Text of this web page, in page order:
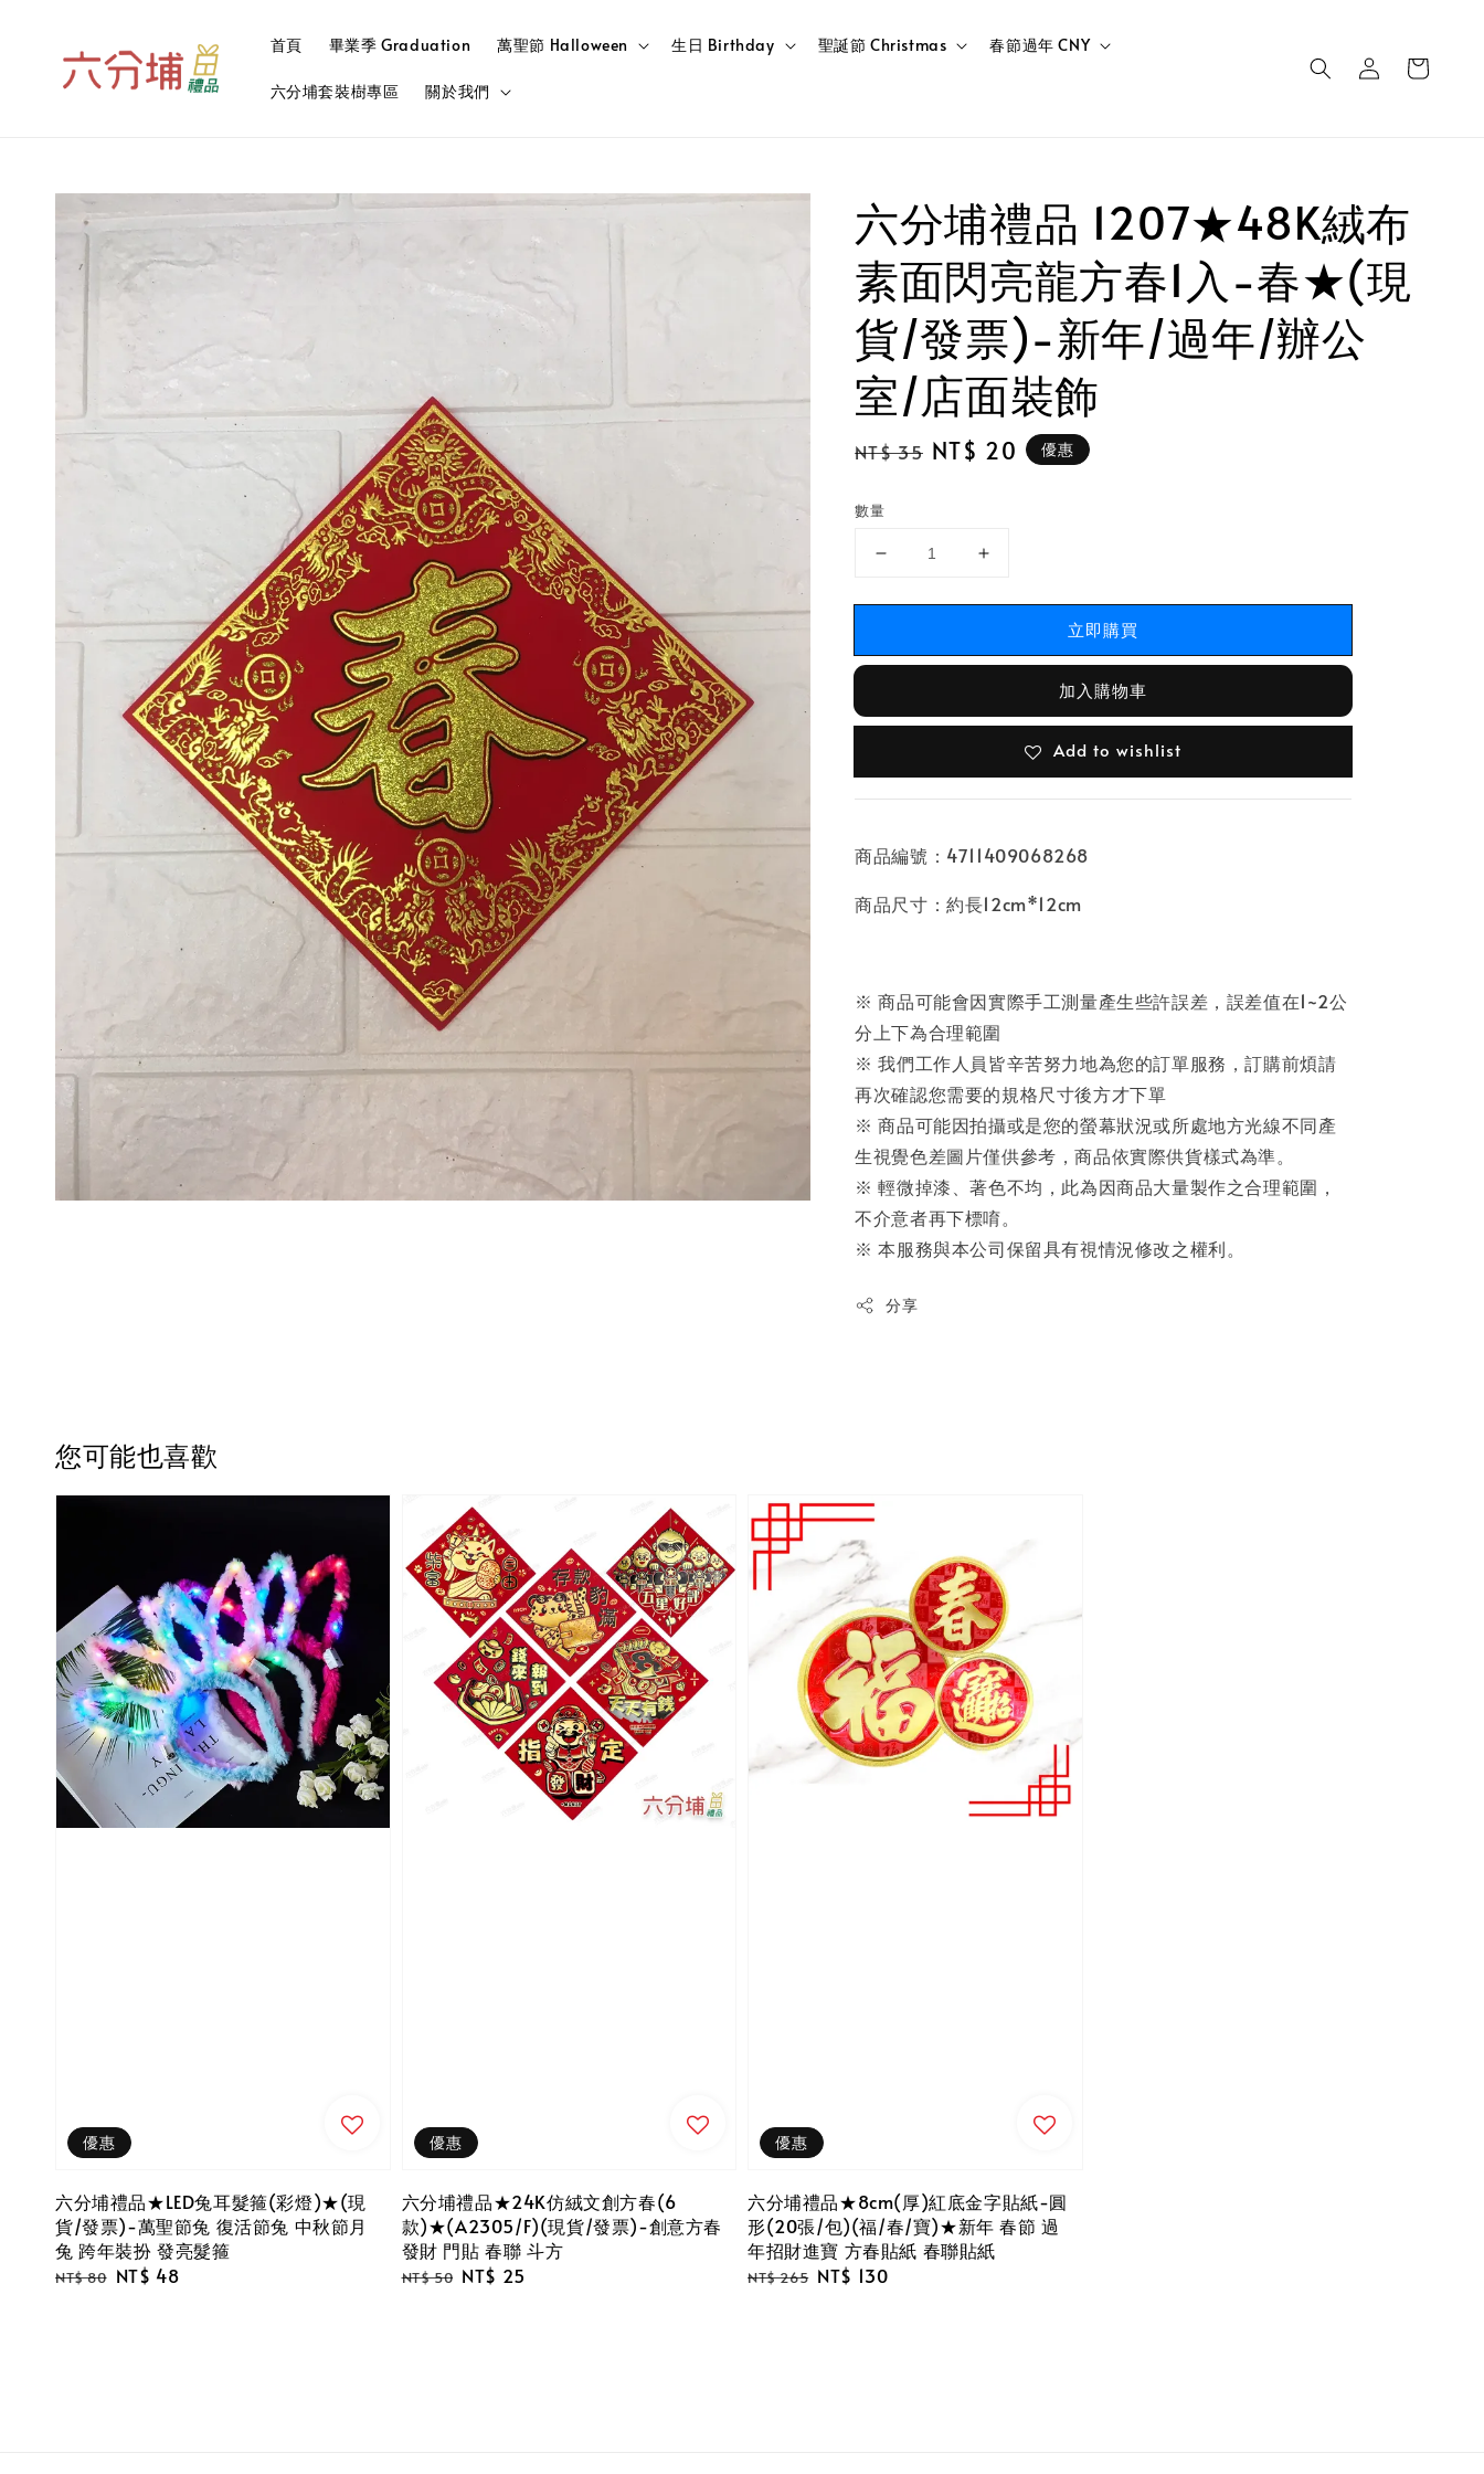
首頁 畢業季 Graduation 萬聖節 Halloween 生日 Birthday 聖誕節 Christmas 春節過年 CNY
六分埔套裝樹專區 關於我們
六分埔禮品 1207★48K絨布
素面閃亮龍方春1入-春★(現
貨/發票)-新年/過年/辦公
室/店面裝飾
Regular
NT$ 35 Sale
NT$ 20 優惠
數量
立即購買
加入購物車
Add to wishlist
商品編號：4711409068268
商品尺寸：約長12cm*12cm
※ 商品可能會因實際手工測量產生些許誤差，誤差值在1~2公
分上下為合理範圍
※ 我們工作人員皆辛苦努力地為您的訂單服務，訂購前煩請
再次確認您需要的規格尺寸後方才下單
※ 商品可能因拍攝或是您的螢幕狀況或所處地方光線不同產
生視覺色差圖片僅供參考，商品依實際供貨樣式為準。
※ 輕微掉漆、著色不均，此為因商品大量製作之合理範圍，
不介意者再下標唷。
※ 本服務與本公司保留具有視情況修改之權利。
分享
您可能也喜歡
優惠
六分埔禮品★LED兔耳髮箍(彩燈)★(現
貨/發票)-萬聖節兔 復活節兔 中秋節月
兔 跨年裝扮 發亮髮箍
Regular
NT$ 80 Sale
NT$ 48
優惠
六分埔禮品★24K仿絨文創方春(6
款)★(A2305/F)(現貨/發票)-創意方春
發財 門貼 春聯 斗方
Regular
NT$ 50 Sale
NT$ 25
優惠
六分埔禮品★8cm(厚)紅底金字貼紙-圓
形(20張/包)(福/春/寶)★新年 春節 過
年招財進寶 方春貼紙 春聯貼紙
Regular
NT$ 265 Sale
NT$ 130